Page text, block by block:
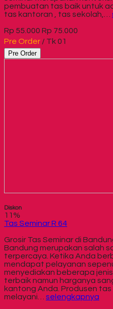
pembuatan tas baik untuk
tas kantoran , tas sekolah,…
Rp 55.000 Rp 75.000
Pre Order / Tk 01
Pre Order
Diskon
11%
Tas Seminar R 64
Grosir Tas Seminar di
Bandung merupakan salah
terpercaya. Ketika Anda
mendapat pelayanan
menyediakan beberapa
terbaik namun harganya
kantong Anda. Produsen
melayani… selengkapnya